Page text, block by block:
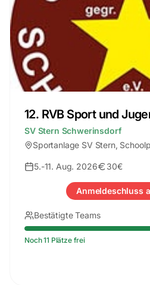
12. RVB Sport und
SV Stern Schwerinsdorf
Sportanlage SV Stern,
5.-11. Aug. 2026 30€
Anmeldeschluss
Bestätigte Teams
Noch 11 Plätze frei